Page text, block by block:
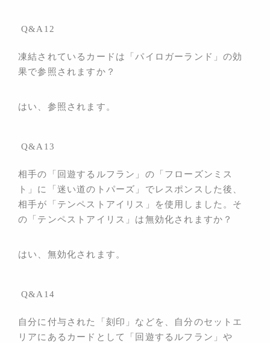
Q&A12
凍結されているカードは「パイロガーランド」の効
果で参照されますか？
はい、参照されます。
Q&A13
相手の「回遊するルフラン」の「フローズンミス
ト」に「迷い道のトパーズ」でレスポンスした後、
相手が「テンペストアイリス」を使用しました。そ
の「 テンペストアイリス」は無効化されますか？
はい、無効化されます。
Q&A14
自分に付与された「刻印」などを、自分のセットエ
リアにあるカードとして「回遊するルフラン」や